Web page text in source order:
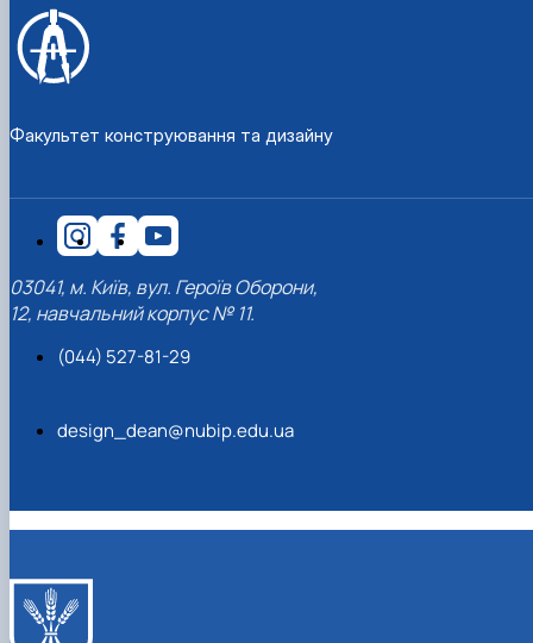
Факультет конструювання та дизайну
03041, м. Київ, вул. Героїв Оборони,
12, навчальний корпус № 11.
(044) 527-81-29
design_dean@nubip.edu.ua